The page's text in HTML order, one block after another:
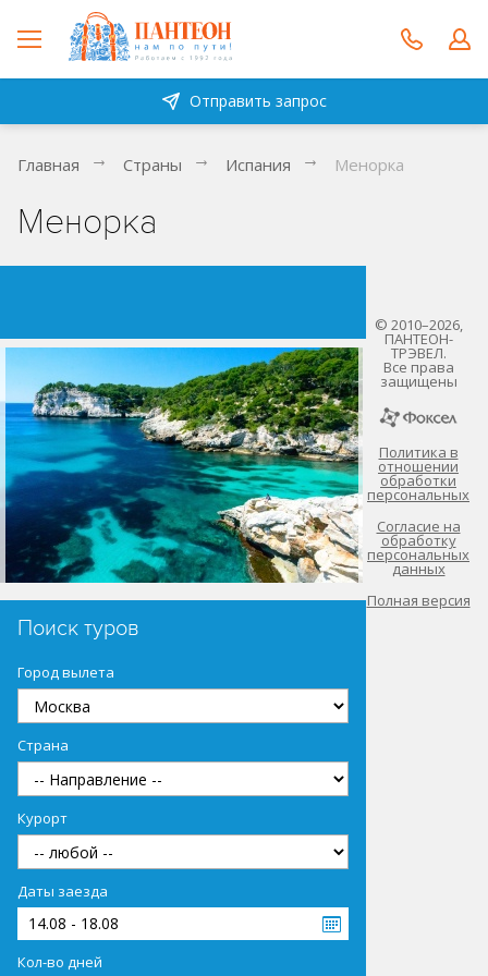
Отправить запрос
Главная Страны Испания Менорка
Менорка
Поиск туров
Город вылета
Страна
Курорт
Даты заезда
14.08 - 18.08
Кол-во дней
© 2010–2026,
ПАНТЕОН-
ТРЭВЕЛ.
Все права
защищены
Политика в
отношении
обработки
персональных
Согласие на
обработку
персональных
данных
Полная версия